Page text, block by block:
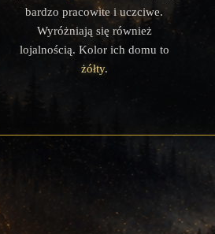
bardzo pracowite i uczciwe.
Wyróżniają się również
lojalnością. Kolor ich domu to
żółty.